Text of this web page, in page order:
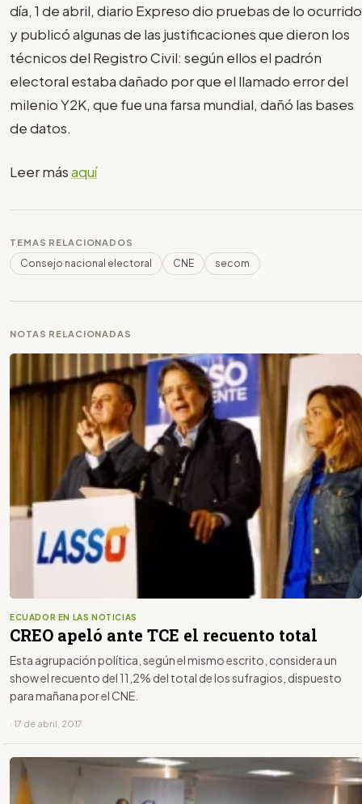
día, 1 de abril, diario Expreso dio pruebas de lo ocurrido
y publicó algunas de las justificaciones que dieron los
técnicos del Registro Civil: según ellos el padrón
electoral estaba dañado por que el llamado error del
milenio Y2K, que fue una farsa mundial, dañó las bases
de datos.
Leer másaquí
TEMAS RELACIONADOS
Consejo nacional electoral CNE secom
NOTAS RELACIONADAS
ECUADOR EN LAS NOTICIAS
CREO apeló ante TCE el recuento total
Esta agrupación política, según el mismo escrito, considera un
show el recuento del 11,2% del total de los sufragios, dispuesto
para mañana por el CNE.
· 17 de abril, 2017